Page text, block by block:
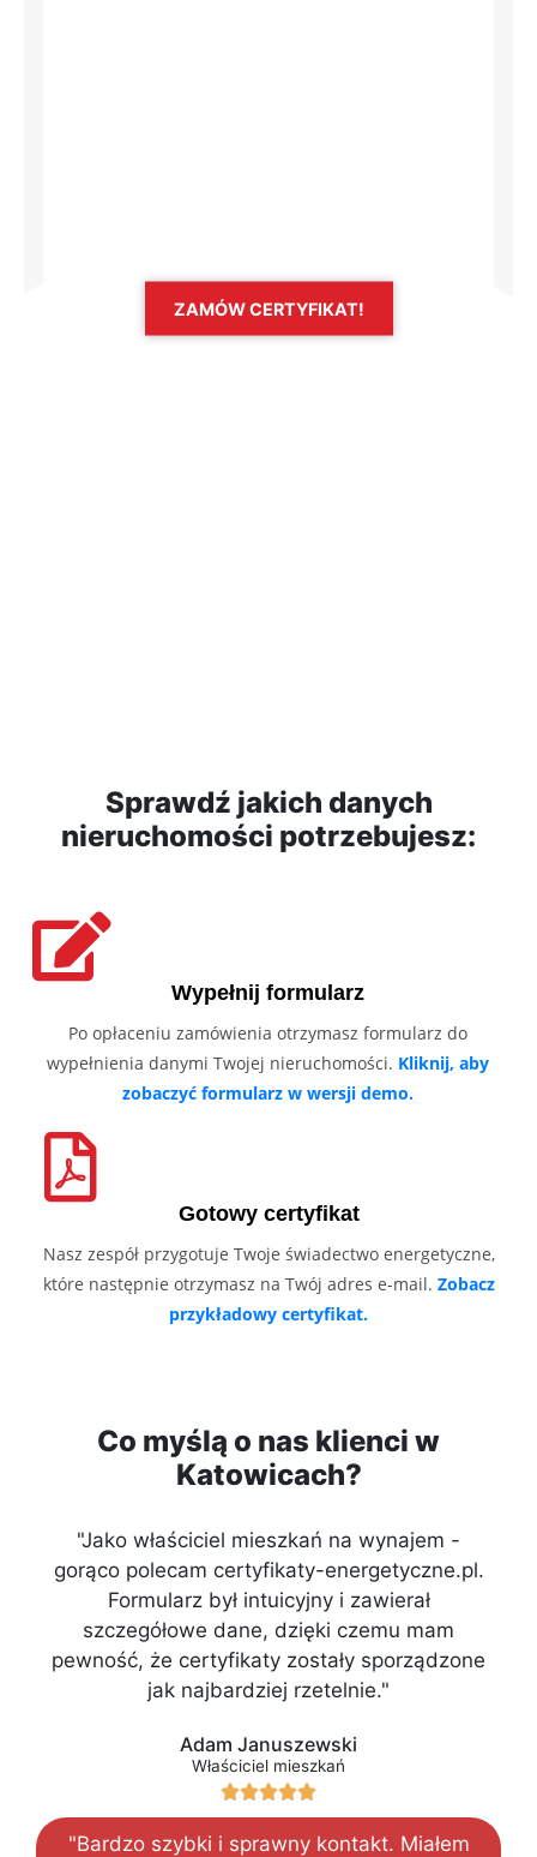
ZAMÓW CERTYFIKAT!
Sprawdź jakich danych
nieruchomości potrzebujesz:
Wypełnij formularz
Po opłaceniu zamówienia otrzymasz formularz do
wypełnienia danymi Twojej nieruchomości. Kliknij, aby
zobaczyć formularz w wersji demo.
Gotowy certyfikat
Nasz zespół przygotuje Twoje świadectwo energetyczne,
które następnie otrzymasz na Twój adres e-mail. Zobacz
przykładowy certyfikat.
Co myślą o nas klienci w
Katowicach?
"Jako właściciel mieszkań na wynajem -
gorąco polecam certyfikaty-energetyczne.pl.
Formularz był intuicyjny i zawierał
szczegółowe dane, dzięki czemu mam
pewność, że certyfikaty zostały sporządzone
jak najbardziej rzetelnie."
Adam Januszewski
Właściciel mieszkań

"Bardzo szybki i sprawny kontakt. Miałem